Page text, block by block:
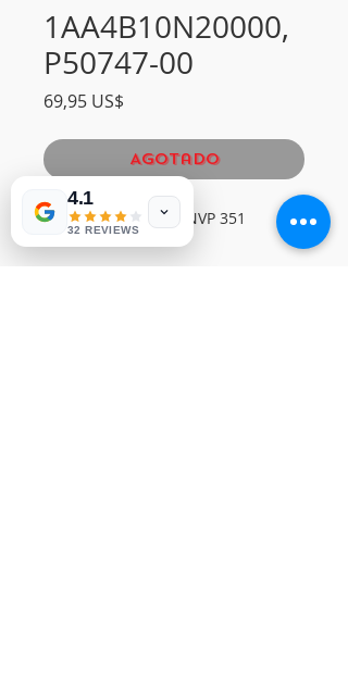
1AA4B10N20000,
P50747-00
69,95 US$
Agotado
SONY MAIN BOARDNVP 351
4.1
32 REVIEWS